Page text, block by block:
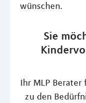
wünschen.
Sie
Ihr MLP
zu den